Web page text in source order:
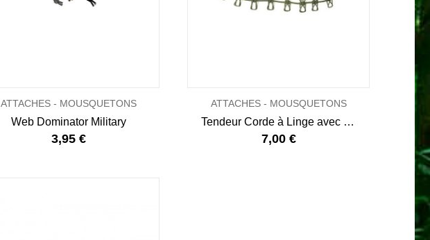
ATTACHES - MOUSQUETONS
Web Dominator Military
3,95 €
ATTACHES - MOUSQUETONS
Tendeur Corde à Linge avec 8 Pinces - EVA
7,00 €